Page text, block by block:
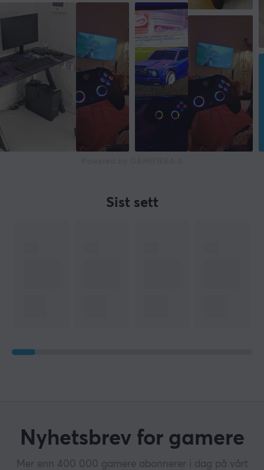
Sist sett
Nyhetsbrev for gamere
Mer enn 400 000 gamere abonnerer i dag på vårt